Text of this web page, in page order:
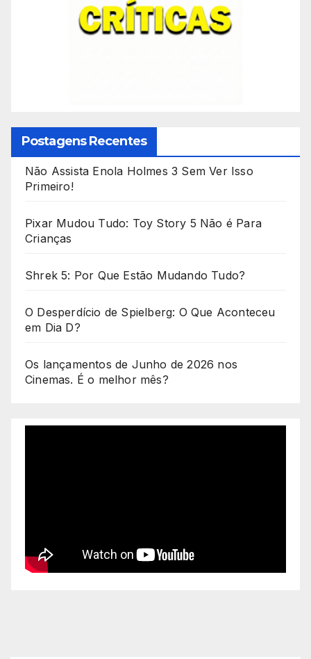
Postagens Recentes
Não Assista Enola Holmes 3 Sem Ver Isso
Primeiro!
Pixar Mudou Tudo: Toy Story 5 Não é Para
Crianças
Shrek 5: Por Que Estão Mudando Tudo?
O Desperdício de Spielberg: O Que Aconteceu
em Dia D?
Os lançamentos de Junho de 2026 nos
Cinemas. É o melhor mês?